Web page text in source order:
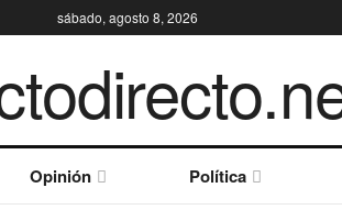
sábado, agosto 8, 2026
Opinión Política